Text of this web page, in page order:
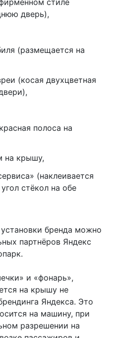
стиле
дверь),
(размещается на
(косая двухцветная
полоса на
на крышу,
(наклеивается
стёкол на обе
бренда можно
партнёров Яндекс
и «фонарь»,
на крышу не
Яндекса. Это
на машину, при
разрешении на